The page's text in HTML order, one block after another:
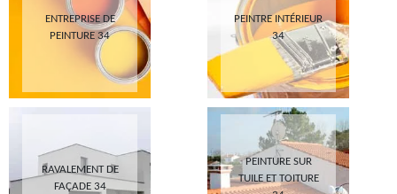
ENTREPRISE DE
PEINTURE 34
PEINTRE INTÉRIEUR
34
RAVALEMENT DE
FAÇADE 34
PEINTURE SUR
TUILE ET TOITURE